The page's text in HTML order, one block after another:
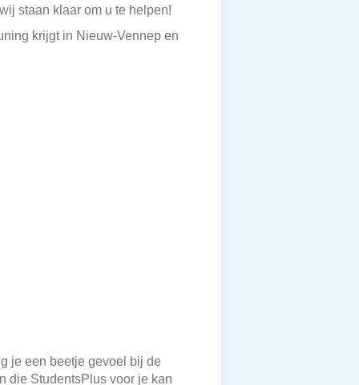
staan klaar om u te helpen!
krijgt in Nieuw-Vennep en
je een beetje gevoel bij de
die StudentsPlus voor je kan